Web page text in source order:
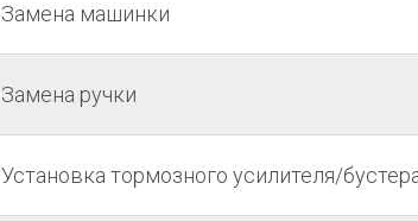
Замена машинки
Замена ручки
Установка тормозного усилителя/